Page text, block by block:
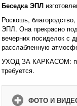
Беседка ЭПЛ
Роскошь,
ЭПЛ. Она прекрасно
вечерних посиделок с
расслабленную
УХОД ЗА КАРКАСОМ: при
требуется.
ФОТО И